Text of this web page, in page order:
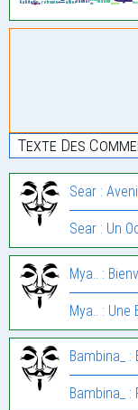
Texte Des
Sear :
Sear : Un
Mya.. :
Mya.. :
Bambina_
Bambina_ :